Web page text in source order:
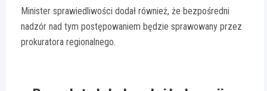
Minister sprawiedliwości dodał również, że bezpośredni
nadzór nad tym postępowaniem będzie sprawowany przez
prokuratora regionalnego.